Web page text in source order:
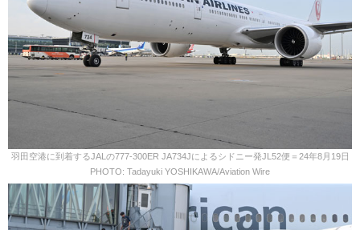
羽田空港に到着するJALの777-300ER JA734Jによるシドニー発JL52便＝24年8月19日
PHOTO: Tadayuki YOSHIKAWA/Aviation Wire